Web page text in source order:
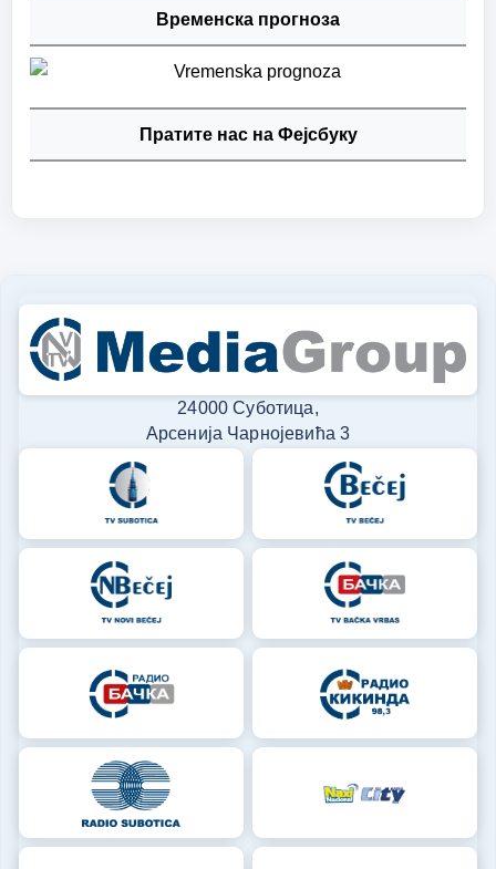
Временска прогноза
Пратите нас на Фејсбуку
24000 Суботица,
Арсенија Чарнојевића 3